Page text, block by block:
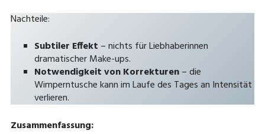
Nachteile:
Subtiler Effekt – nichts für Liebhaberinnen
dramatischer Make-ups.
Notwendigkeit von Korrekturen– die
Wimperntusche kann im Laufe des Tages an Intensität
verlieren.
Zusammenfassung: